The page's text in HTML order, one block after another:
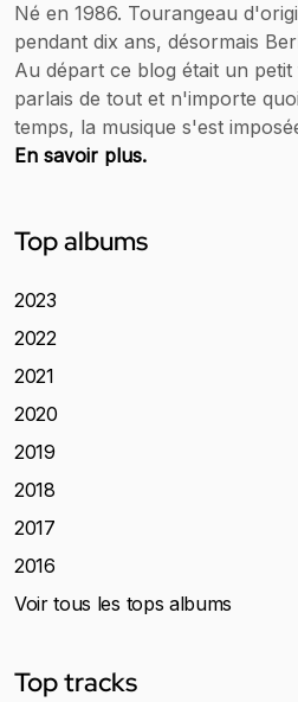
Né en 1986. Tourangeau
pendant dix ans, désormais
Au départ ce blog était un
parlais de tout et n'importe
temps, la musique s'est
En savoir plus.
Top albums
2023
2022
2021
2020
2019
2018
2017
2016
Voir tous les tops albums
Top tracks